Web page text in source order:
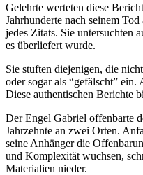
Gelehrte werteten diese
Jahrhunderte nach seinem
jedes Zitats. Sie untersuchten
es überliefert wurde.
Sie stuften diejenigen, die
oder sogar als “gefälscht” ein.
Diese authentischen Berichte
Der Engel Gabriel offenbarte
Jahrzehnte an zwei Orten.
seine Anhänger die
und Komplexität wuchsen,
Materialien nieder.